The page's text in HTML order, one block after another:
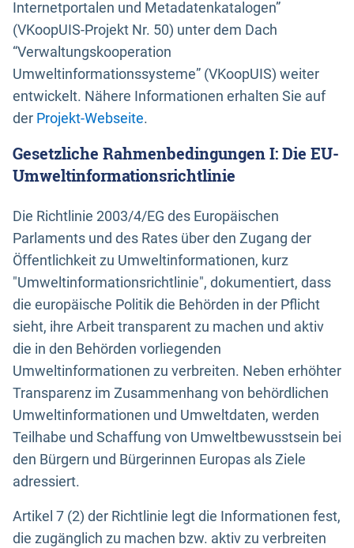
Internetportalen und Metadatenkatalogen”
(VKoopUIS-Projekt Nr. 50) unter dem Dach
“Verwaltungskooperation
Umweltinformationssysteme” (VKoopUIS) weiter
entwickelt. Nähere Informationen erhalten Sie auf
der Projekt-Webseite.
Gesetzliche Rahmenbedingungen I: Die EU-
Umweltinformationsrichtlinie
Die Richtlinie 2003/4/EG des Europäischen
Parlaments und des Rates über den Zugang der
Öffentlichkeit zu Umweltinformationen, kurz
"Umweltinformationsrichtlinie", dokumentiert, dass
die europäische Politik die Behörden in der Pflicht
sieht, ihre Arbeit transparent zu machen und aktiv
die in den Behörden vorliegenden
Umweltinformationen zu verbreiten. Neben erhöhter
Transparenz im Zusammenhang von behördlichen
Umweltinformationen und Umweltdaten, werden
Teilhabe und Schaffung von Umweltbewusstsein bei
den Bürgern und Bürgerinnen Europas als Ziele
adressiert.
Artikel 7 (2) der Richtlinie legt die Informationen fest,
die zugänglich zu machen bzw. aktiv zu verbreiten